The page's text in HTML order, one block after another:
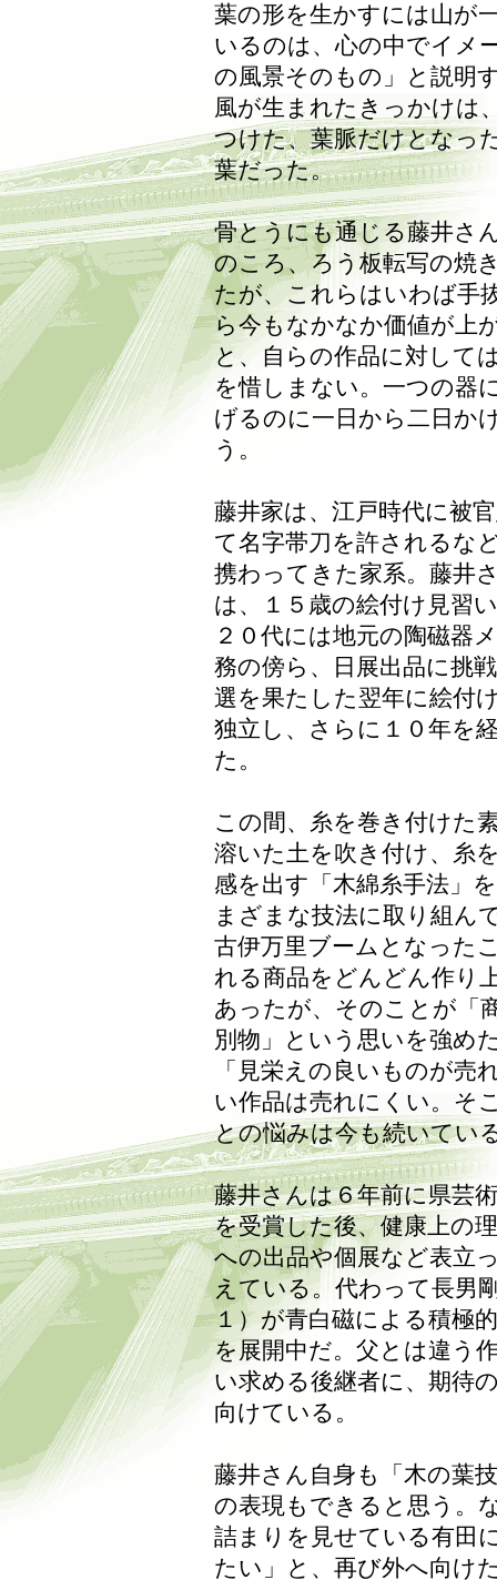
葉の形を生かすには山が
いるのは、心の中でイメ
の風景そのもの」と説明
風が生まれたきっかけは
つけた、葉脈だけとなっ
葉だった。
骨とうにも通じる藤井さ
のころ、ろう板転写の焼
たが、これらはいわば手
ら今もなかなか価値が上
と、自らの作品に対して
を惜しまない。一つの器
げるのに一日から二日か
う。
藤井家は、江戸時代に被
て名字帯刀を許されるな
携わってきた家系。藤井
は、１５歳の絵付け見習
２０代には地元の陶磁器
務の傍ら、日展出品に挑
選を果たした翌年に絵付
独立し、さらに１０年を
た。
この間、糸を巻き付けた
溶いた土を吹き付け、糸
感を出す「木綿糸手法」
まざまな技法に取り組ん
古伊万里ブームとなった
れる商品をどんどん作り
あったが、そのことが「
別物」という思いを強め
「見栄えの良いものが売
い作品は売れにくい。そ
との悩みは今も続いてい
藤井さんは６年前に県芸
を受賞した後、健康上の
への出品や個展など表立
えている。代わって長男
１）が青白磁による積極
を展開中だ。父とは違う
い求める後継者に、期待
向けている。
藤井さん自身も「木の葉
の表現もできると思う。
詰まりを見せている有田
たい」と、再び外へ向け